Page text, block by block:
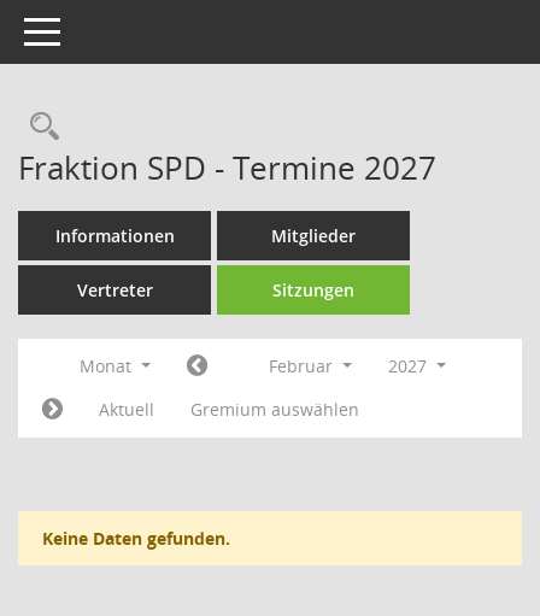
Toggle navigation
Rechercheauswahl
Fraktion SPD - Termine 2027
Informationen Mitglieder
Vertreter Sitzungen
Monat Februar
2027
Aktuell
Gremium auswählen
Keine Daten gefunden.